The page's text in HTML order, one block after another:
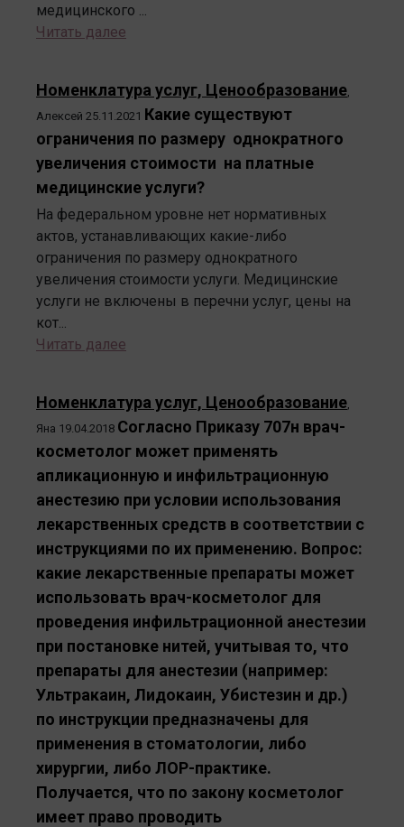
медицинского ...
Читать далее
Номенклатура услуг, Ценообразование
Алексей 25.11.2021 Какие существуют
ограничения по размеру однократного
увеличения стоимости на платные
медицинские услуги?
На федеральном уровне нет нормативных
актов, устанавливающих какие-либо
ограничения по размеру однократного
увеличения стоимости услуги. Медицинские
услуги не включены в перечни услуг, цены на
кот...
Читать далее
Номенклатура услуг, Ценообразование
Яна 19.04.2018 Согласно Приказу 707н врач-
косметолог может применять
апликационную и инфильтрационную
анестезию при условии использования
лекарственных средств в соответствии с
инструкциями по их применению. Вопрос:
какие лекарственные препараты может
использовать врач-косметолог для
проведения инфильтрационной анестезии
при постановке нитей, учитывая то, что
препараты для анестезии (например:
Ультракаин, Лидокаин, Убистезин и др.)
по инструкции предназначены для
применения в стоматологии, либо
хирургии, либо ЛОР-практике.
Получается, что по закону косметолог
имеет право проводить